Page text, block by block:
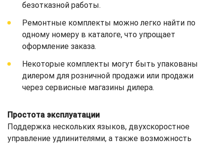
безотказной работы.
Ремонтные комплекты можно легко найти по
одному номеру в каталоге, что упрощает
оформление заказа.
Некоторые комплекты могут быть упакованы
дилером для розничной продажи или продажи
через сервисные магазины дилера.
Простота эксплуатации
Поддержка нескольких языков, двухскоростное
управление удлинителями, а также возможность